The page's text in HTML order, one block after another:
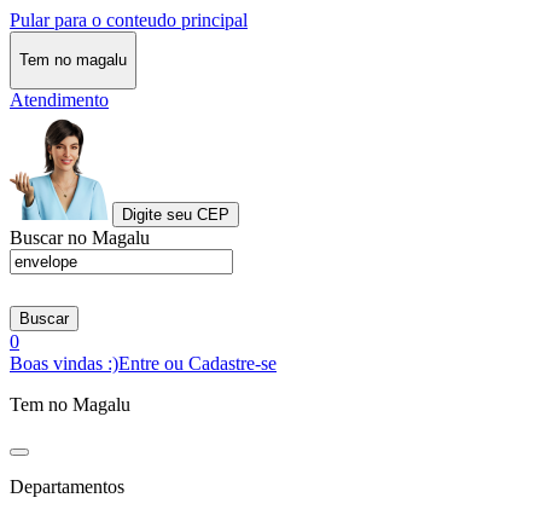
Pular para o conteudo principal
Tem no magalu
Atendimento
Digite seu CEP
Buscar no Magalu
Buscar
0
Boas vindas :)Entre ou Cadastre-se
Tem no Magalu
Departamentos